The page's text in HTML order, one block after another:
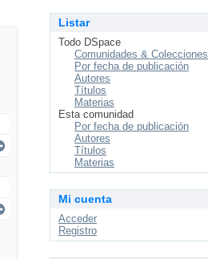
Listar
Todo DSpace
Comunidades & Colecciones
Por fecha de publicación
Autores
Títulos
Materias
Esta comunidad
Por fecha de publicación
Autores
Títulos
Materias
Mi cuenta
Acceder
Registro